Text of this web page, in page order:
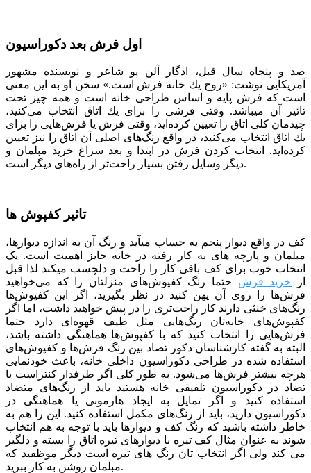
اول فرش بعد دکوراسیون
صد و پنجاه سال قبل، ادگار آلن پو شاعر و نویسنده مشهور
آمریکایی نوشت: «روح یك خانه فرش است.» سخن او به این معنی
است كه فرش پایه و اساس طراحی خانه است و همه چیز تحت
تاثیر آن می­باشد. وقتی فرشی را برای یك اتاق انتخاب می‌كنید،
چیدمان كلی اتاق را تعیین كرده‌اید، وقتی فرش یا فرش‌هایی را برای
یك اتاق انتخاب می‌كنید، در واقع رنگ‌های اصلی آن اتاق را نیز تعیین
كرده‌اید. انتخاب کردن فرش در ابتدا و بعد سراغ خرید مبلمان و
دیگر وسایل رفتن بسیار راحت‌تر از راه‌های دیگر است.
تاثیر کفپوش ها
کف در واقع دیوار پنجم به حساب می­آید و رنگ آن به اندازه دیوارها،
مبلمان و پارچه­ های به کار رفته در خانه حایز اهمیت است. یک
انتخاب خوب برای کف باقی کار را راحت و دلچسب می­کند لذا قبل
از خرید فرش حتما رنگ کفپوش‌های منزلتان را که می‌خواهید
فرش‌ها را روی آن پهن کنید در نظر بگیرید، اگر این کفپوش‌ها
رنگ‌های خنثی دارند کار راحت‌تری را در پیش خواهید داشت، اما اگر
کفپوش‌های خانه‌تان رنگ‌هایی مثل طیف قهوه‌ای دارد حتما
فرش‌هایی را انتخاب کنید که با کفپوش‌ها هماهنگی داشته باشد،
البته به گفته کارشناسان دکور تضاد بین رنگ فرش‌ها و کفپوش‌های
استفاده شده در طراحی دکوراسیون داخلی خانه، باعث خودنمایی
هرچه بیشتر فرش‌ها می‌شود. به طور کلی اگر طرفدار کنتراست یا
تضاد در دکوراسیون تلفیقی خانه هستید باید از رنگ‌های متضاد
استفاده کنید و اگر تمایل به ایجاد هارمونی یا هماهنگی در
دکوراسیون دارید، باید از رنگ‌های مکمل استفاده کنید. این را هم به
خاطر داشته باشید که رنگ کف و دیوارها باید با توجه به هم انتخاب
شوند به عنوان مثال کف تیره با دیوارهای تیره اتاق را بسته و دلگیر
می کند ولی اگر انتخاب تان رنگ های تیره است دیگر موظفید که
مبلمان روشن به کار ببرید.